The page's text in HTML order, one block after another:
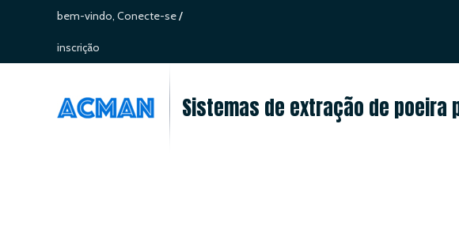
bem-vindo, Conecte-se/
inscrição
Sistemas de extração de